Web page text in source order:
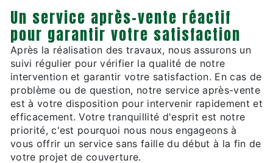
Un service après-vente réactif
pour garantir votre satisfaction
Après la réalisation des travaux, nous assurons un
suivi régulier pour vérifier la qualité de notre
intervention et garantir votre satisfaction. En cas de
problème ou de question, notre service après-vente
est à votre disposition pour intervenir rapidement et
efficacement. Votre tranquillité d'esprit est notre
priorité, c'est pourquoi nous nous engageons à
vous offrir un service sans faille du début à la fin de
votre projet de couverture.